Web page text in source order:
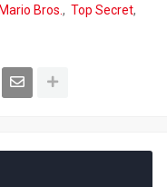
Bros.
Top Secret